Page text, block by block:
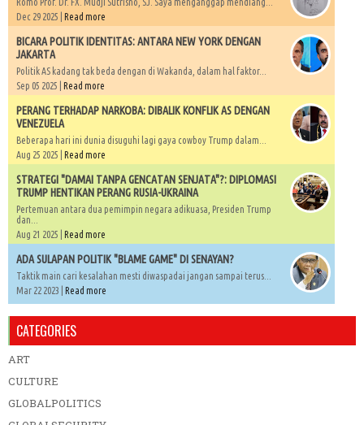
Romo Prof. Dr. FX. Mudji Sutrisno, SJ. Saya menganggap mendiang...
Dec 29 2025 | Read more
BICARA POLITIK IDENTITAS: ANTARA NEW YORK DENGAN
JAKARTA
Politik AS kadang tak beda dengan di Wakanda, dalam hal faktor...
Sep 05 2025 | Read more
PERANG TERHADAP NARKOBA: DIBALIK KONFLIK AS DENGAN
VENEZUELA
Beberapa hari ini dunia disuguhi lagi gaya cowboy Trump dalam...
Aug 25 2025 | Read more
STRATEGI "DAMAI TANPA GENCATAN SENJATA"?: DIPLOMASI
TRUMP HENTIKAN PERANG RUSIA-UKRAINA
Pertemuan antara dua pemimpin negara adikuasa, Presiden Trump
dan...
Aug 21 2025 | Read more
ADA SULAPAN POLITIK "BLAME GAME" DI SENAYAN?
Taktik main cari kesalahan mesti diwaspadai jangan sampai terus...
Mar 22 2023 | Read more
CATEGORIES
ART
CULTURE
GLOBALPOLITICS